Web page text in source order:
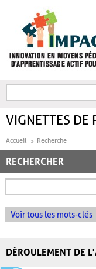
FORMULAIRE DE
VIGNETTES DE
Accueil Recherche
RECHERCHER
Voir tous les mots-clés
DÉROULEMENT DE